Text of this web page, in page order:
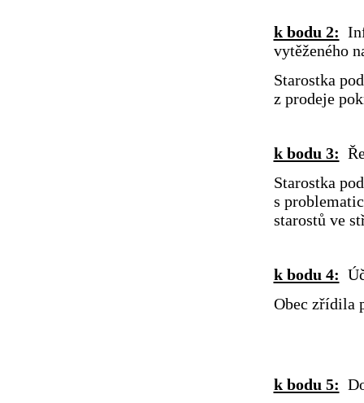
k bodu 2:
vytěženého
Starostka
z prodeje
k bodu 3:
Starostka
s
starostů ve
k bodu 4:
Obec zřídila
k bodu 5: